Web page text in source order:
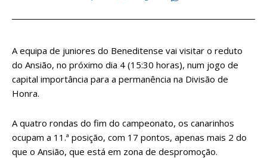
A equipa de juniores do Beneditense vai visitar o reduto
do Ansião, no próximo dia 4 (15:30 horas), num jogo de
capital importância para a permanência na Divisão de
Honra.
A quatro rondas do fim do campeonato, os canarinhos
ocupam a 11.ª posição, com 17 pontos, apenas mais 2 do
que o Ansião, que está em zona de despromoção.